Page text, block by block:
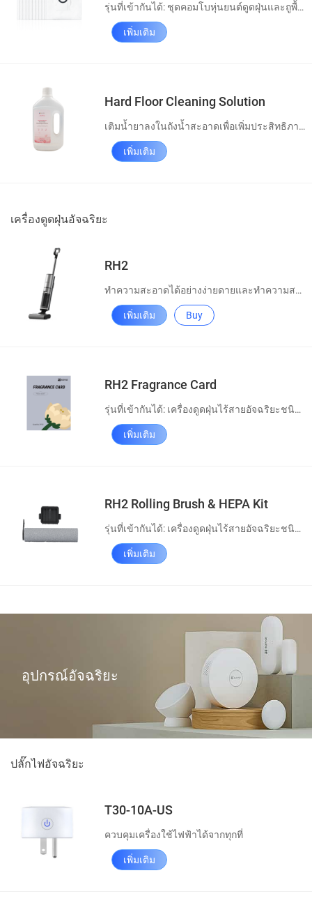
รุ่นที่เข้ากันได้: ชุดคอมโบหุ่นยนต์ดูดฝุ่นและถูพื้น EZVIZ RE5 พลัส
เพิ่มเติม
Hard Floor Cleaning Solution
เติมน้ำยาลงในถังน้ำสะอาดเพื่อเพิ่มประสิทธิภาพการทำความ
เพิ่มเติม
เครื่องดูดฝุ่นอัจฉริยะ
RH2
ทำความสะอาดได้อย่างง่ายดายและทำความสะอาดตัวเองได้อย่างหมดจด
เพิ่มเติม Buy
RH2 Fragrance Card
รุ่นที่เข้ากันได้: เครื่องดูดฝุ่นไร้สายอัจฉริยะชนิดดูดแห้งและเปียก EZVIZ รุ่น RH2
เพิ่มเติม
RH2 Rolling Brush & HEPA Kit
รุ่นที่เข้ากันได้: เครื่องดูดฝุ่นไร้สายอัจฉริยะชนิดดูดแห้งและเปียก EZVIZ รุ่น RH2
เพิ่มเติม
อุปกรณ์อัจฉริยะ
ปลั๊กไฟอัจฉริยะ
T30-10A-US
ควบคุมเครื่องใช้ไฟฟ้าได้จากทุกที่
เพิ่มเติม